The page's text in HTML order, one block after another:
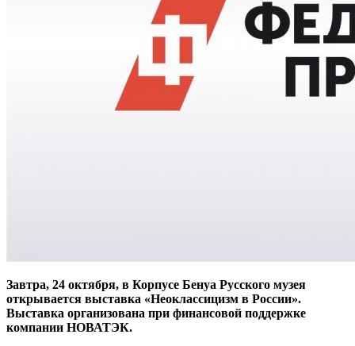
Завтра, 24 октября, в Корпусе Бенуа Русского музея
открывается выставка «Неоклассицизм в России».
Выставка организована при финансовой поддержке
компании НОВАТЭК.